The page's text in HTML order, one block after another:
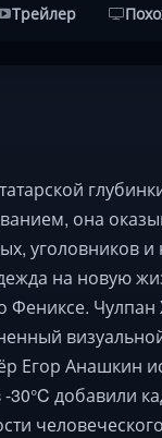
Трейлер
она
уголовников
на новую
Чулпан
Егор Анашкин
-30°C добавили